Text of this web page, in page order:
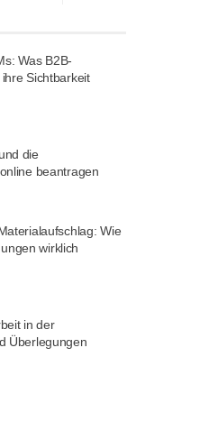
Was B2B-
Sichtbarkeit
die
beantragen
Wie
wirklich
in der
Überlegungen